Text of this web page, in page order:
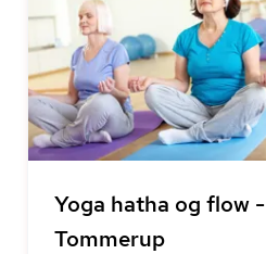
Yoga hatha og flow -
Tommerup